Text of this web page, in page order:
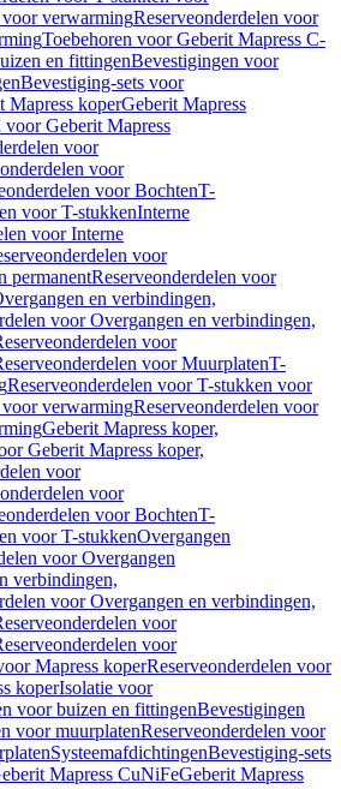
verwarmingReserveonderdelen voor
Toebehoren voor Geberit Mapress C-
en fittingenBevestigingen voor
Bevestiging-sets voor
Mapress koperGeberit Mapress
voor Geberit Mapress
voor
voor
voor BochtenT-
voor T-stukkenInterne
voor Interne
voor
permanentReserveonderdelen voor
en verbindingen,
voor Overgangen en verbindingen,
voor
voor MuurplatenT-
Reserveonderdelen voor T-stukken voor
verwarmingReserveonderdelen voor
Geberit Mapress koper,
Geberit Mapress koper,
voor
voor
voor BochtenT-
voor T-stukkenOvergangen
voor Overgangen
verbindingen,
voor Overgangen en verbindingen,
voor
voor
Mapress koperReserveonderdelen voor
koperIsolatie voor
voor buizen en fittingenBevestigingen
voor muurplatenReserveonderdelen voor
SysteemafdichtingenBevestiging-sets
Mapress CuNiFeGeberit Mapress